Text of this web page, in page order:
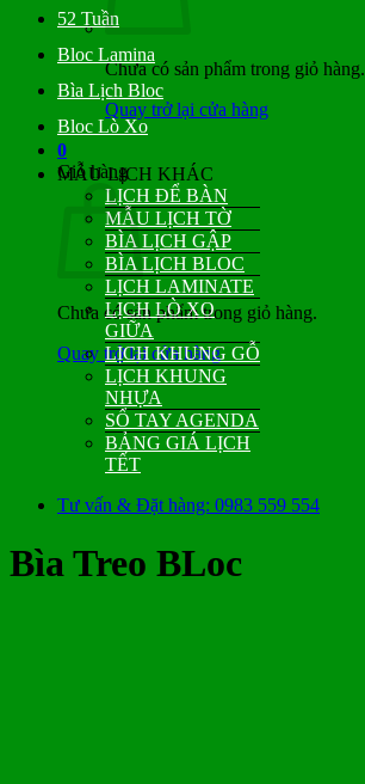
Chưa có sản phẩm trong giỏ hàng.
Quay trở lại cửa hàng
0
Giỏ hàng
Chưa có sản phẩm trong giỏ hàng.
Quay trở lại cửa hàng
52 Tuần
Bloc Lamina
Bìa Lịch Bloc
Bloc Lò Xo
MẪU LỊCH KHÁC
LỊCH ĐỂ BÀN
MẪU LỊCH TỜ
BÌA LỊCH GẬP
BÌA LỊCH BLOC
LỊCH LAMINATE
LỊCH LÒ XO
GIỮA
LỊCH KHUNG GỖ
LỊCH KHUNG
NHỰA
SỔ TAY AGENDA
BẢNG GIÁ LỊCH
TẾT
Tư vấn & Đặt hàng: 0983 559 554
Bìa Treo BLoc